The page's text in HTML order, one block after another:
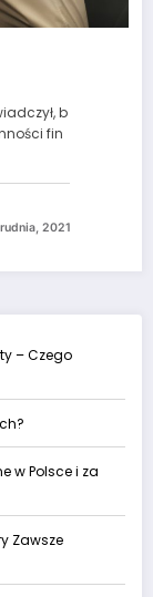
b
fin
2021
– Czego
w Polsce i za
Zawsze